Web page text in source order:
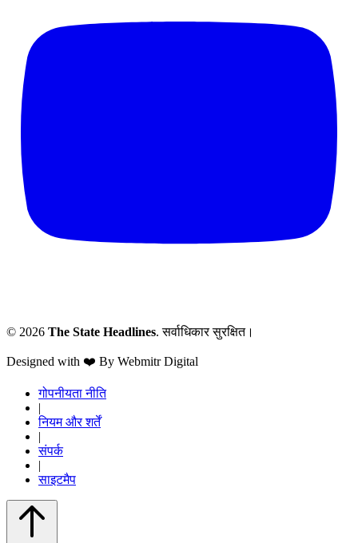
© 2026 The State Headlines. सर्वाधिकार सुरक्षित।
Designed with ❤️ By Webmitr Digital
गोपनीयता नीति
|
नियम और शर्तें
|
संपर्क
|
साइटमैप